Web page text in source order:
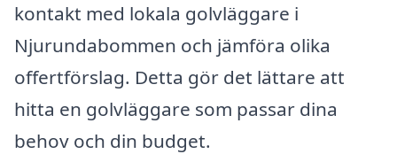
kontakt med lokala golvläggare i
Njurundabommen och jämföra olika
offertförslag. Detta gör det lättare att
hitta en golvläggare som passar dina
behov och din budget.